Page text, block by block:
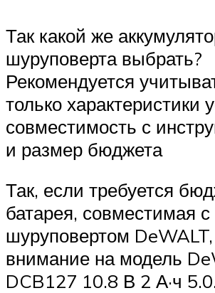
Так какой же
шуруповерта выбрать?
Рекомендуется
только характеристики
совместимость с
и размер бюджета
Так, если требуется
батарея, совместимая с
шуруповертом
внимание на модель
DCB127 10.8 В 2 А·ч